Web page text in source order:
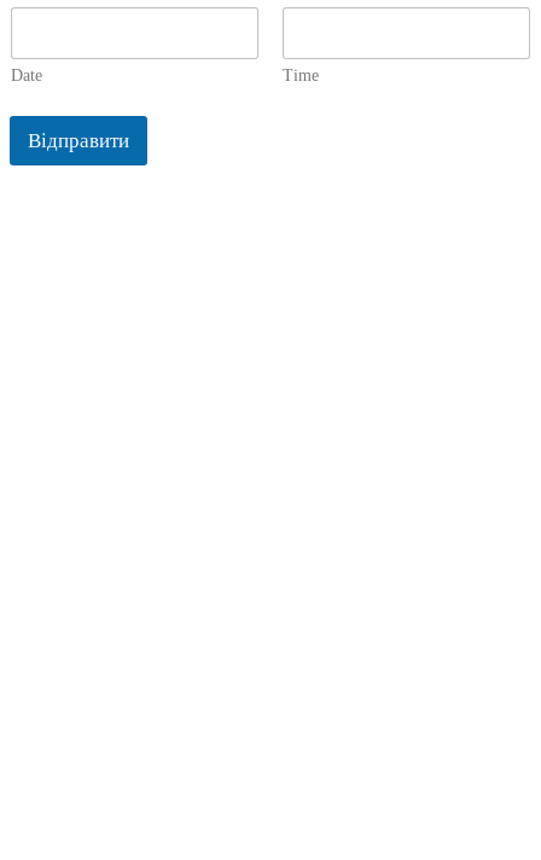
Date Time
Відправити